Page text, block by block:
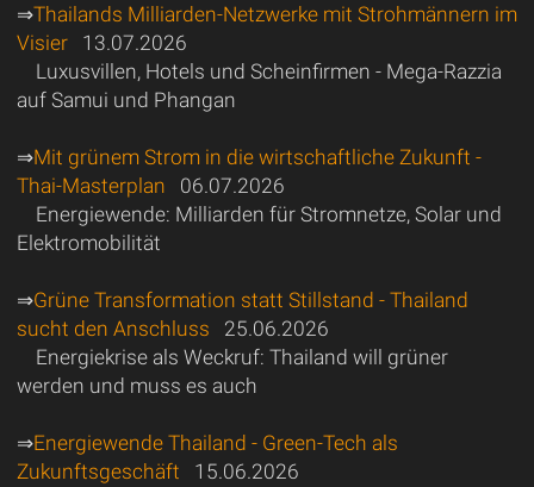
⇒Thailands Milliarden-Netzwerke mit Strohmännern im
Visier13.07.2026
Luxusvillen, Hotels und Scheinfirmen - Mega-Razzia
auf Samui und Phangan
⇒Mit grünem Strom in die wirtschaftliche Zukunft -
Thai-Masterplan 06.07.2026
Energiewende: Milliarden für Stromnetze, Solar und
Elektromobilität
⇒Grüne Transformation statt Stillstand - Thailand
sucht den Anschluss 25.06.2026
Energiekrise als Weckruf: Thailand will grüner
werden und muss es auch
⇒Energiewende Thailand - Green-Tech als
Zukunftsgeschäft 15.06.2026